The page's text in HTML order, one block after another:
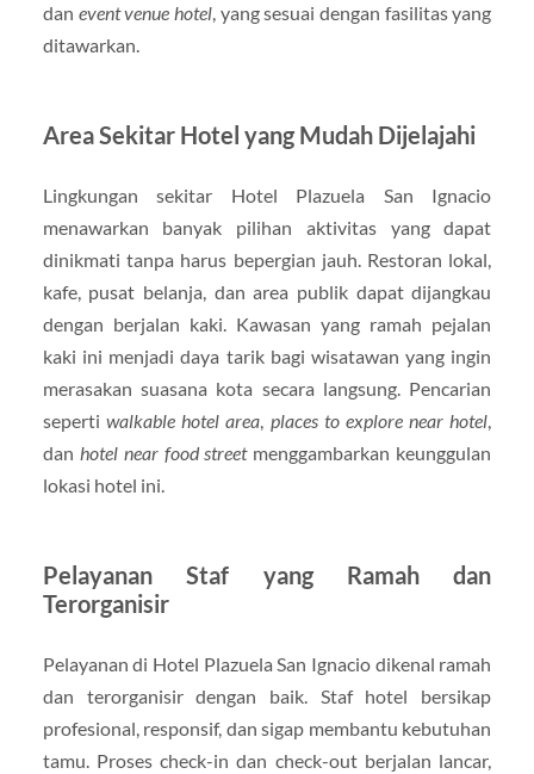
dan event venue hotel, yang sesuai dengan fasilitas yang
ditawarkan.
Area Sekitar Hotel yang Mudah Dijelajahi
Lingkungan sekitar Hotel Plazuela San Ignacio
menawarkan banyak pilihan aktivitas yang dapat
dinikmati tanpa harus bepergian jauh. Restoran lokal,
kafe, pusat belanja, dan area publik dapat dijangkau
dengan berjalan kaki. Kawasan yang ramah pejalan
kaki ini menjadi daya tarik bagi wisatawan yang ingin
merasakan suasana kota secara langsung. Pencarian
seperti walkable hotel area, places to explore near hotel,
dan hotel near food streetmenggambarkan keunggulan
lokasi hotel ini.
Pelayanan Staf yang Ramah dan
Terorganisir
Pelayanan di Hotel Plazuela San Ignacio dikenal ramah
dan terorganisir dengan baik. Staf hotel bersikap
profesional, responsif, dan sigap membantu kebutuhan
tamu. Proses check-in dan check-out berjalan lancar,